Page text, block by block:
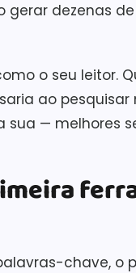
gerar dezenas
o seu leitor.
ao pesquisar
— melhores
chave, o